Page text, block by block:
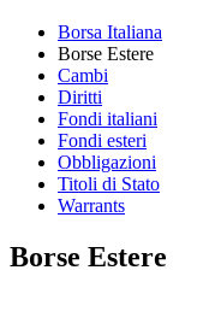
Borsa Italiana
Borse Estere
Cambi
Diritti
Fondi italiani
Fondi esteri
Obbligazioni
Titoli di Stato
Warrants
Borse Estere